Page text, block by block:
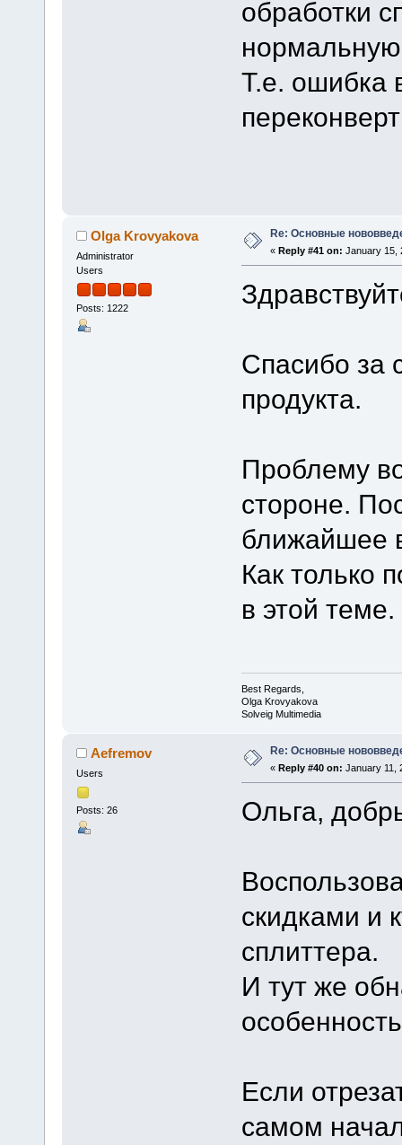
обработки
нормальную
Т.е. ошибка
Olga Krovyakova
Administrator
Users
Posts: 1222
Re: Основные
« Reply #41 on: January 15,
Спасибо за
продукта.
Проблему
стороне.
ближайшее
Как только
в этой теме.
Best Regards,
Olga Krovyakova
Solveig Multimedia
Aefremov
Users
Posts: 26
Re: Основные
« Reply #40 on: January 11,
Ольга,
скидками и
сплиттера.
И тут же
Если
самом